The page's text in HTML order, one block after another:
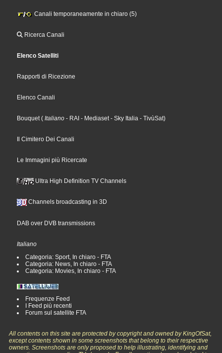
Canali temporaneamente in chiaro (5)
Ricerca Canali
Elenco Satelliti
Rapporti di Ricezione
Elenco Canali
Bouquet( Italiano - RAI - Mediaset- Sky Italia - TivùSat)
Il Cimitero Dei Canali
Le Immagini più Ricercate
Ultra High Definition TV Channels
Channels broadcasting in 3D
DAB over DVB transmissions
Italiano
Categoria: Sport, In chiaro - FTA
Categoria: News, In chiaro - FTA
Categoria: Movies, In chiaro - FTA
Frequenze Feed
I Feed più recenti
Forum sul satellite FTA
All contents on this site are protected by copyright and owned by KingOfSat,
except contents shown in some screenshots that belong to their respective
owners. Screenshots are only proposed to help illustrating, identifying and